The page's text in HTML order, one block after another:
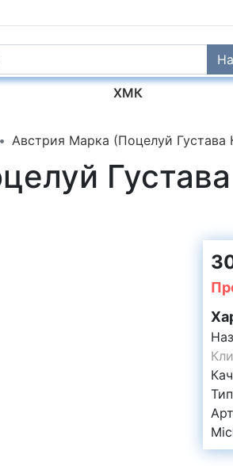
ХМК
Австрия Марка (Поцелуй Густава